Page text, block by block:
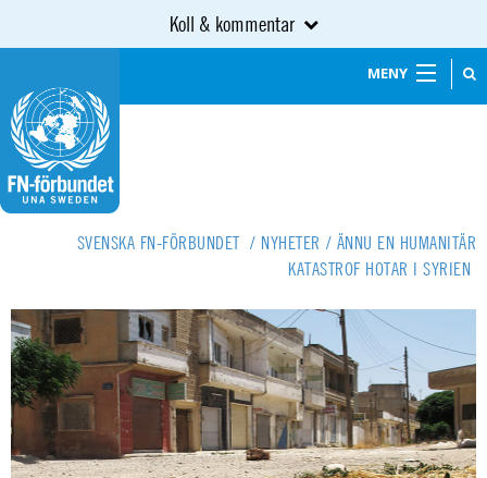
Koll & kommentar
MENY
SVENSKA FN-FÖRBUNDET / NYHETER / ÄNNU EN HUMANITÄR
KATASTROF HOTAR I SYRIEN